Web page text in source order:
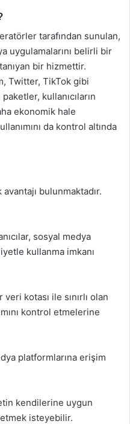
tarafından sunulan,
uygulamalarını belirli bir
bir hizmettir.
Twitter, TikTok gibi
kullanıcıların
ekonomik hale
da kontrol altında
bulunmaktadır.
sosyal medya
kullanma imkanı
kotası ile sınırlı olan
kontrol etmelerine
platformlarına erişim
kendilerine uygun
isteyebilir.